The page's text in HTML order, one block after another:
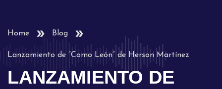
Home Blog
Lanzamiento de “Como León” de Herson Martínez
LANZAMIENTO DE